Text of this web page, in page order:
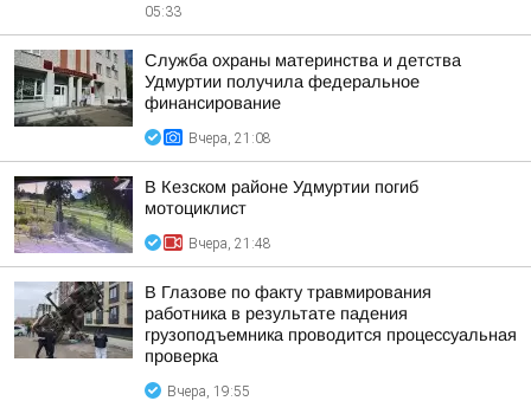
05:33
Служба охраны материнства и детства
Удмуртии получила федеральное
финансирование
Вчера, 21:08
В Кезском районе Удмуртии погиб
мотоциклист
Вчера, 21:48
В Глазове по факту травмирования
работника в результате падения
грузоподъемника проводится процессуальная
проверка
Вчера, 19:55